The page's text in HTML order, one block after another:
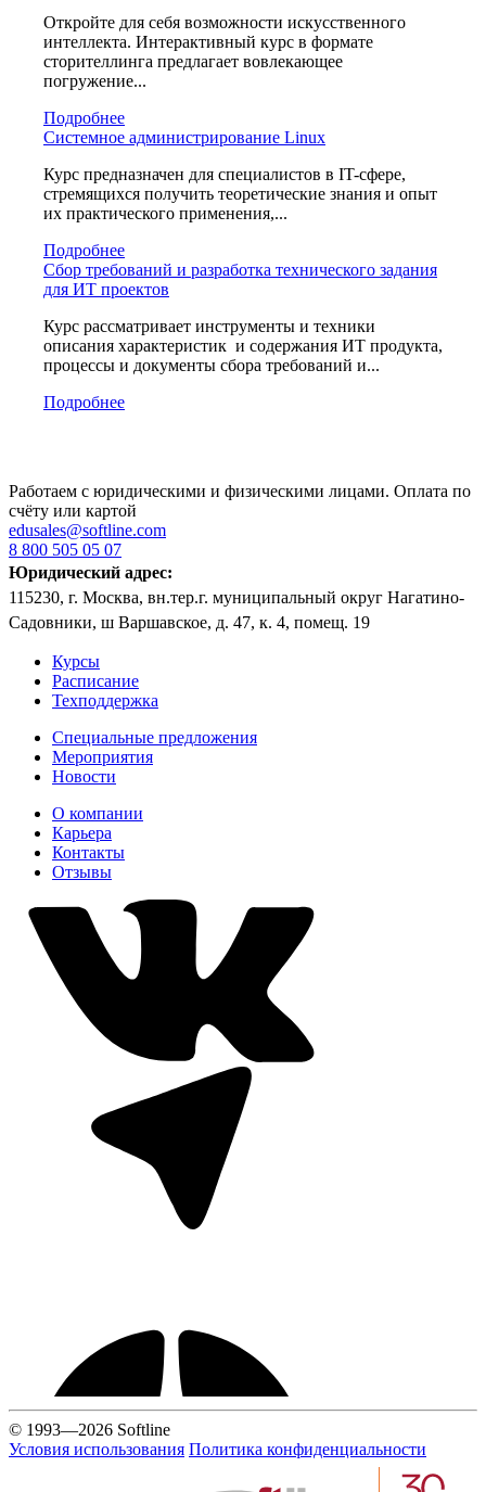
Откройте для себя возможности искусственного
интеллекта. Интерактивный курс в формате
сторителлинга предлагает вовлекающее
погружение...
Подробнее
Системное администрирование Linux
Курс предназначен для специалистов в IT-сфере,
стремящихся получить теоретические знания и опыт
их практического применения,...
Подробнее
Сбор требований и разработка технического задания
для ИТ проектов
Курс рассматривает инструменты и техники
описания характеристик и содержания ИТ продукта,
процессы и документы сбора требований и...
Подробнее
Работаем с юридическими и физическими лицами. Оплата по
счёту или картой
edusales@softline.com
8 800 505 05 07
Юридический адрес:
115230, г. Москва, вн.тер.г. муниципальный округ Нагатино-
Садовники, ш Варшавское, д. 47, к. 4, помещ. 19
Курсы
Расписание
Техподдержка
Специальные предложения
Мероприятия
Новости
О компании
Карьера
Контакты
Отзывы
© 1993—2026 Softline
Условия использования Политика конфиденциальности